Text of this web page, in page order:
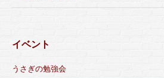
イベント
うさぎの勉強会